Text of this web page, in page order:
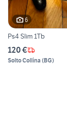
6
Ps4 Slim 1Tb
120 €
Solto Collina (BG)